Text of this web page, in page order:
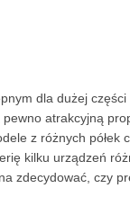
dla dużej
atrakcyjną
z różnych półek
kilku urządzeń
zdecydować, czy